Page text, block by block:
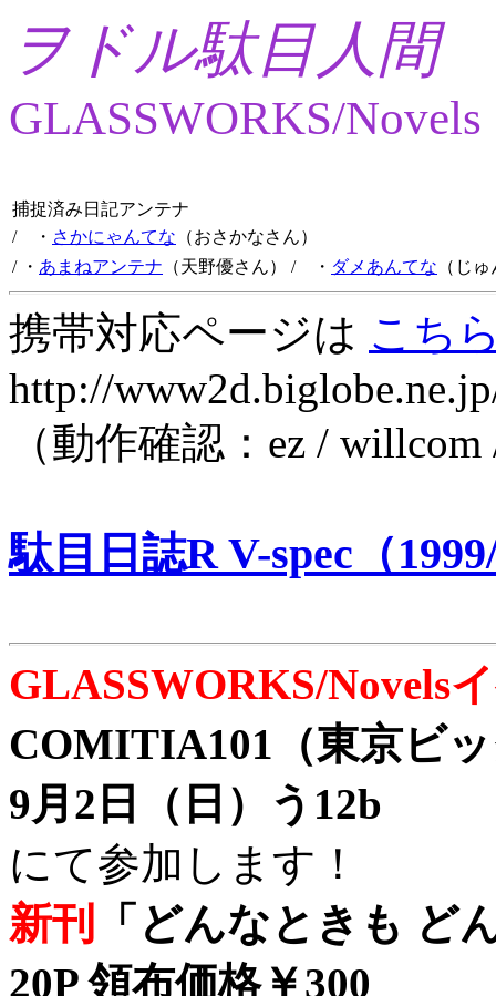
ヲドル駄目人間
GLASSWORKS/Novels
捕捉済み日記アンテナ
/ ・ さかにゃんてな （おさかなさん）
/ ・ あまねアンテナ （天野優さん） / ・ ダメあんてな （じ
携帯対応ページは こち
http://
（動作確認：ez /
駄目日誌R V-spec（
GLASSWORKS/Novels
COMITIA101（東京ビ
9月2日（日）う12b
にて参加します！
新刊
「どんなときも ど
20P 領布価格￥300